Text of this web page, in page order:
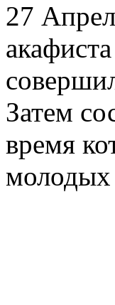
27
Затем
время